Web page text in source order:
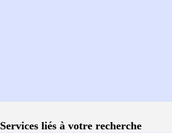
Services liés à votre recherche